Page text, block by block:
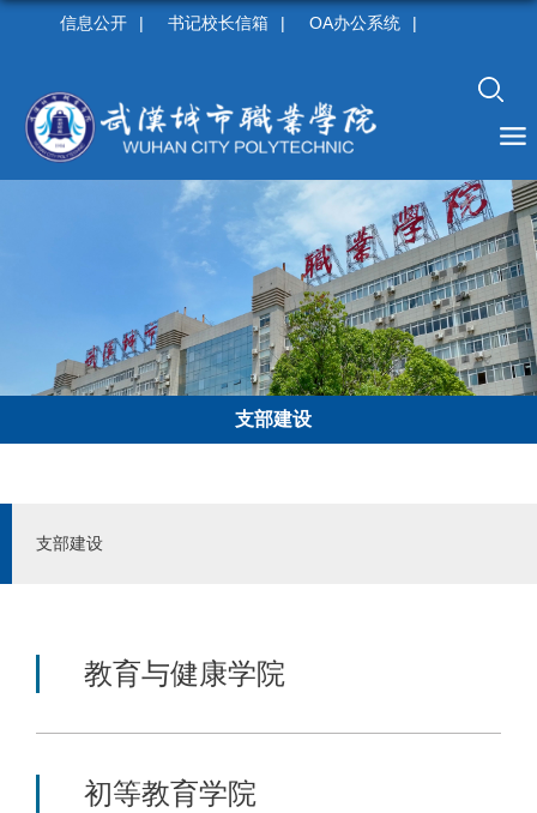
信息公开 | 书记校长信箱 | OA办公系统 |
支部建设
支部建设
教育与健康学院
初等教育学院